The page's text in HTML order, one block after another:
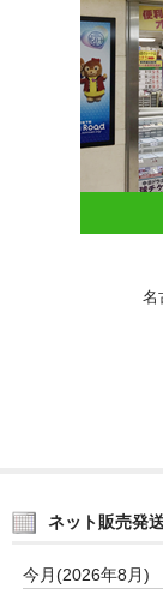
名
ネット販売発
今月(2026年8月)